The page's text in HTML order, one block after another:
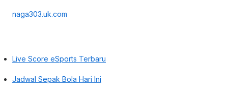
naga303.uk.com
Live Score eSports Terbaru
Jadwal Sepak Bola Hari Ini